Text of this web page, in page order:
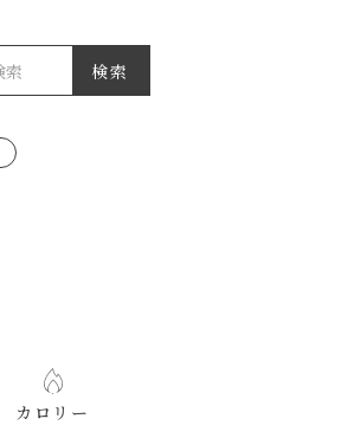
カロリー